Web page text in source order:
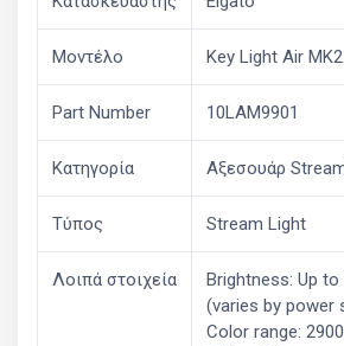
Μοντέλο Key Light Air
Part Number 10LAM9901
Κατηγορία Αξεσουάρ
Τύπος Stream Light
Λοιπά στοιχεία
Brightness: Up
(varies by power
Color range: